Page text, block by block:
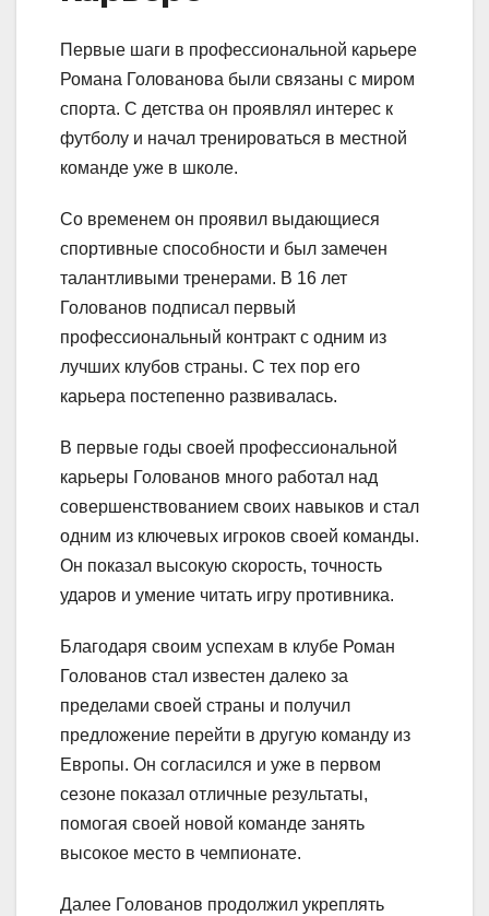
Первые шаги в профессиональной карьере
Романа Голованова были связаны с миром
спорта. С детства он проявлял интерес к
футболу и начал тренироваться в местной
команде уже в школе.
Со временем он проявил выдающиеся
спортивные способности и был замечен
талантливыми тренерами. В 16 лет
Голованов подписал первый
профессиональный контракт с одним из
лучших клубов страны. С тех пор его
карьера постепенно развивалась.
В первые годы своей профессиональной
карьеры Голованов много работал над
совершенствованием своих навыков и стал
одним из ключевых игроков своей команды.
Он показал высокую скорость, точность
ударов и умение читать игру противника.
Благодаря своим успехам в клубе Роман
Голованов стал известен далеко за
пределами своей страны и получил
предложение перейти в другую команду из
Европы. Он согласился и уже в первом
сезоне показал отличные результаты,
помогая своей новой команде занять
высокое место в чемпионате.
Далее Голованов продолжил укреплять